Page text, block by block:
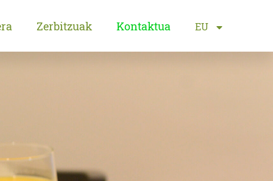
Zerbitzuak Kontaktua EU